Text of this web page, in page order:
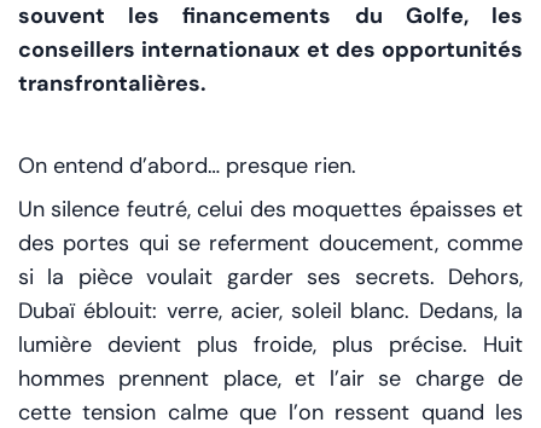
souvent les financements du Golfe, les
conseillers internationaux et des opportunités
transfrontalières.
On entend d’abord… presque rien.
Un silence feutré, celui des moquettes épaisses et
des portes qui se referment doucement, comme
si la pièce voulait garder ses secrets. Dehors,
Dubaï éblouit: verre, acier, soleil blanc. Dedans, la
lumière devient plus froide, plus précise. Huit
hommes prennent place, et l’air se charge de
cette tension calme que l’on ressent quand les